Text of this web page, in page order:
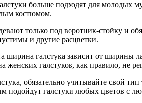
больше подходят для молодых
костюмом.
только под воротник-стойку и
и другие расцветки.
ширина галстука зависит от ширины
женских галстуков, как правило, не
обязательно учитывайте свой тип
галстуки любых цветов с